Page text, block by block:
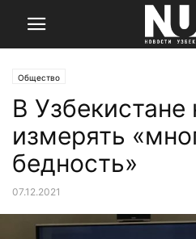
Общество
В Узбекистане
измерять
бедность»
07.12.2021